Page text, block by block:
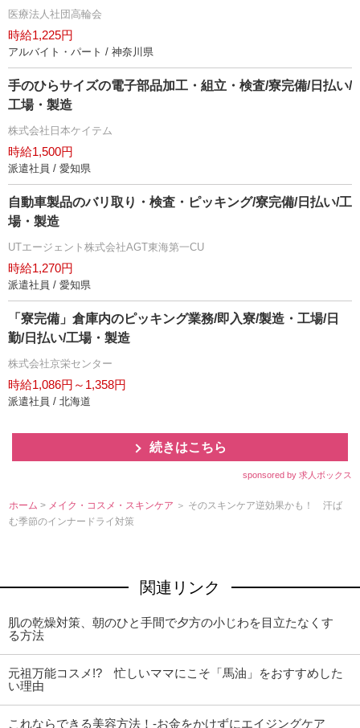
医療法人社団高輪会
時給1,225円
アルバイト・パート / 神奈川県
手のひらサイズの電子部品加工・組立・検査/寮完備/日払い/
工場・製造
株式会社日本ケイテム
時給1,500円
派遣社員 / 愛知県
自動車製品のバリ取り・検査・ピッキング/寮完備/日払い/工
場・製造
UTエージェント株式会社AGT東海第一CU
時給1,270円
派遣社員 / 愛知県
「寮完備」倉庫内のピッキング業務/即入寮/製造・工場/日
勤/日払い/工場・製造
株式会社京栄センター
時給1,086円～1,358円
派遣社員 / 北海道
続きはこちら
sponsored by 求人ボックス
ホーム > メイク・コスメ・スキンケア ＞ そのスキンケア逆効果かも！ 汗ば
む季節のインナードライ対策
関連リンク
肌の乾燥対策、朝のひと手間で夕方の小じわを目立たなくす
る方法
元祖万能コスメ!? 忙しいママにこそ「馬油」をおすすめした
い理由
これならできる美容方法！-お金をかけずにエイジングケア